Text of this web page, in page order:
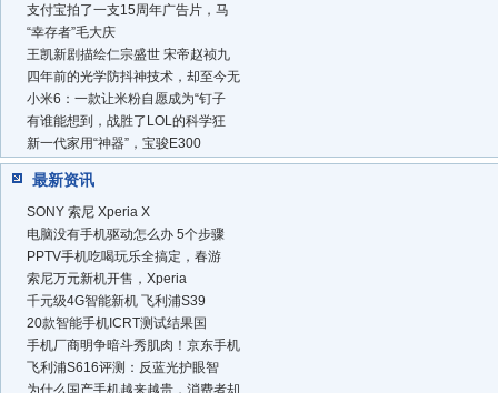
支付宝拍了一支15周年广告片，马
“幸存者”毛大庆
王凯新剧描绘仁宗盛世 宋帝赵祯九
四年前的光学防抖神技术，却至今无
小米6：一款让米粉自愿成为“钉子
有谁能想到，战胜了LOL的科学狂
新一代家用“神器”，宝骏E300
最新资讯
SONY 索尼 Xperia X
电脑没有手机驱动怎么办 5个步骤
PPTV手机吃喝玩乐全搞定，春游
索尼万元新机开售，Xperia
千元级4G智能新机 飞利浦S39
20款智能手机ICRT测试结果国
手机厂商明争暗斗秀肌肉！京东手机
飞利浦S616评测：反蓝光护眼智
为什么国产手机越来越贵，消费者却